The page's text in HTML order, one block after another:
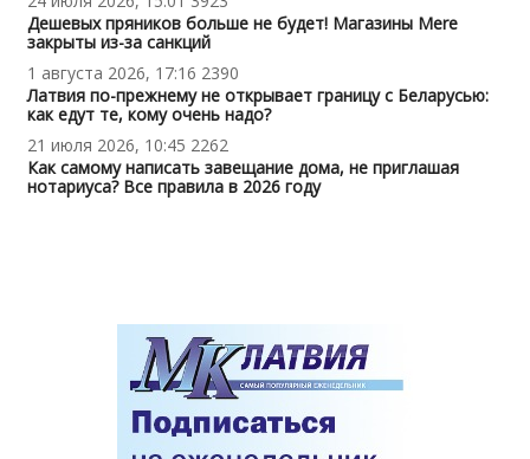
Дешевых пряников больше не будет! Магазины Mere
закрыты из-за санкций
1 августа 2026, 17:16 2390
Латвия по-прежнему не открывает границу с Беларусью:
как едут те, кому очень надо?
21 июля 2026, 10:45 2262
Как самому написать завещание дома, не приглашая
нотариуса? Все правила в 2026 году